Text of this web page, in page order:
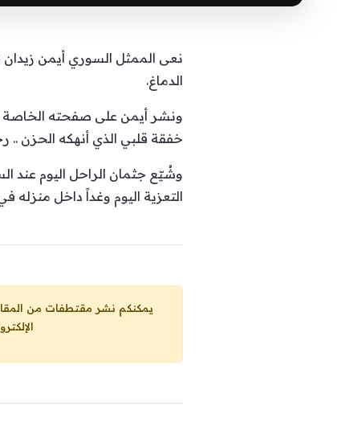
نعى الممثل السوري أيمن
الدماغ.
ونشر أيمن على صفحته الخاصة
خفقة قلبي الذي أنهكه الحزن ..
التعزية اليوم وغداً داخل منزله في الرحيبة، ويوميّ الإثنين 27
يمكنكم نشر مقتطفات من المقال الحاضر، ما حده الاقصى 25% من